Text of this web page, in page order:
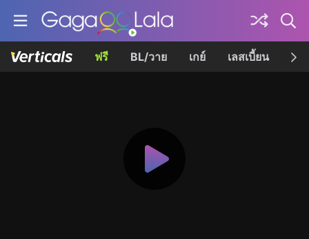
ฟรี BL/วาย เกย์ เลสเบี้ยน เค